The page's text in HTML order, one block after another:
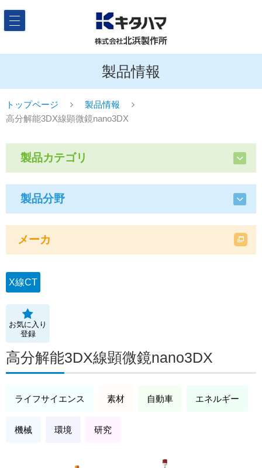
製品情報
トップページ
製品情報
高分解能3DX線顕微鏡nano3DX
製品カテゴリ
製品分野
メーカ
X線CT
お気に入り
登録
高分解能3DX線顕微鏡nano3DX
ライフサイエンス 素材 自動車 エネルギー
機械 環境 研究